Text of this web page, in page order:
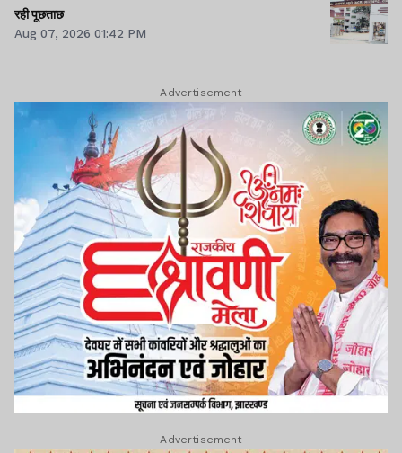
रही पूछताछ
Aug 07, 2026 01:42 PM
Advertisement
Advertisement